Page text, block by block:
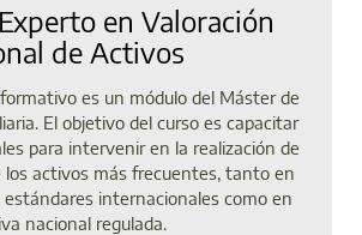
en Valoración
de Activos
es un módulo del Máster de
El objetivo del curso es capacitar
para intervenir en la realización de
los activos más frecuentes, tanto en
estándares internacionales como en
nacional regulada.